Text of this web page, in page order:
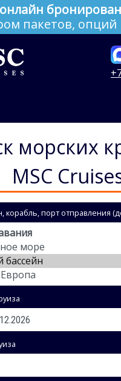
онлайн
пакетов, опций
морских
MSC
корабль, порт отправления